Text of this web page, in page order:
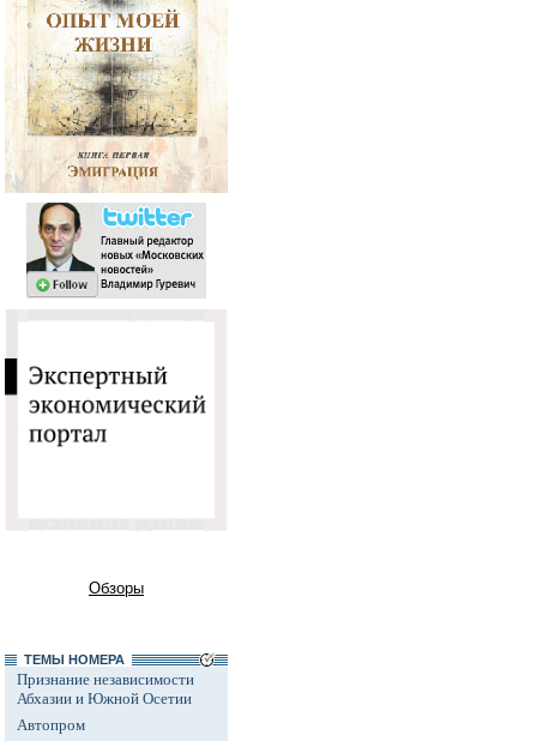
Обзоры
ТЕМЫ НОМЕРА
Признание независимости
Абхазии и Южной Осетии
Автопром